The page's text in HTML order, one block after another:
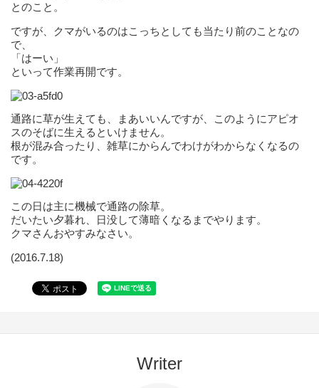
とのこと。
ですが、クマがいるのはこっちとしても当たり前のことなの
で、
「はーい」
といって作業再開です。
通路に草が生えても、まあいいんですが、このようにアピオ
スのそばに生えるといけません。
根が混み合ったり、雑草にからんでわけがわからなくなるの
です。
この日は主に機械で通路の除草。
だいたい夕暮れ、日没して薄暗くなるまでやります。
クマさんおやすみなさい。
(2016.7.18)
Writer